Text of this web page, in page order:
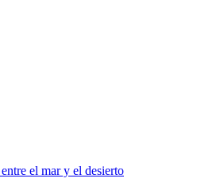
el mar y el desierto